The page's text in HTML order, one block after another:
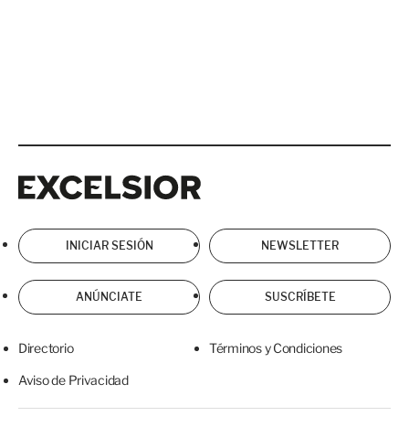
INICIAR SESIÓN NEWSLETTER
ANÚNCIATE SUSCRÍBETE
Directorio Términos y Condiciones
Aviso de Privacidad